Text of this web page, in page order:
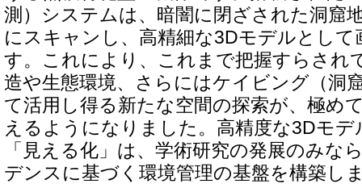
測）システムは、暗闇に閉ざされた洞窟
にスキャンし、高精細な3Dモデルとして
す。これにより、これまで把握すらされ
造や生態環境、さらにはケイビング（洞
て活用し得る新たな空間の探索が、極め
えるようになりました。高精度な3Dモ
「見える化」は、学術研究の発展のみな
デンスに基づく環境管理の基盤を構築し